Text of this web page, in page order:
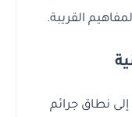
القريبة.
نطاق جرائم